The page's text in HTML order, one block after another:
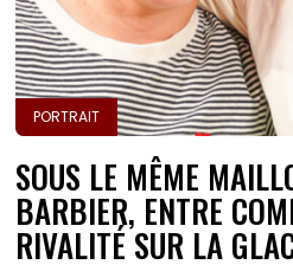
PORTRAIT
SOUS LE MÊME
BARBIER, ENTRE
RIVALITÉ SUR LA